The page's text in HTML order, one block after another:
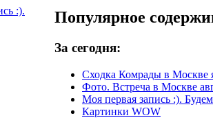
:).
Популярное
За сегодня:
Сходка Комрады в Москве
Фото. Встреча в Москве
Моя первая запись :).
Картинки WOW